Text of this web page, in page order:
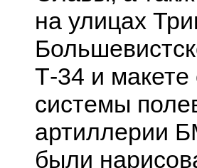
на улицах
Т-34 и
системы
артиллерии
были